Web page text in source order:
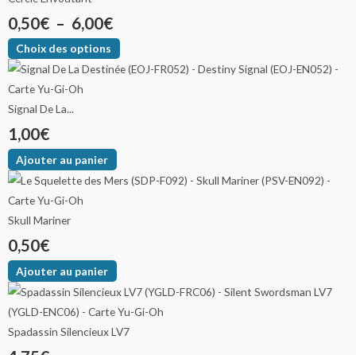
0,50€ – 6,00€
Choix des options
Signal De La...
1,00€
Ajouter au panier
Skull Mariner
0,50€
Ajouter au panier
Spadassin Silencieux LV7